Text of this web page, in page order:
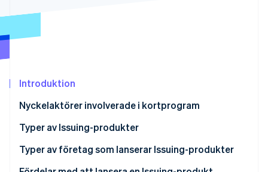
Introduktion
Nyckelaktörer involverade i kortprogram
Utfärdare
Inlösare
Typer av Issuing-produkter
Kreditkort
Typer av företag som lanserar Issuing-produkter